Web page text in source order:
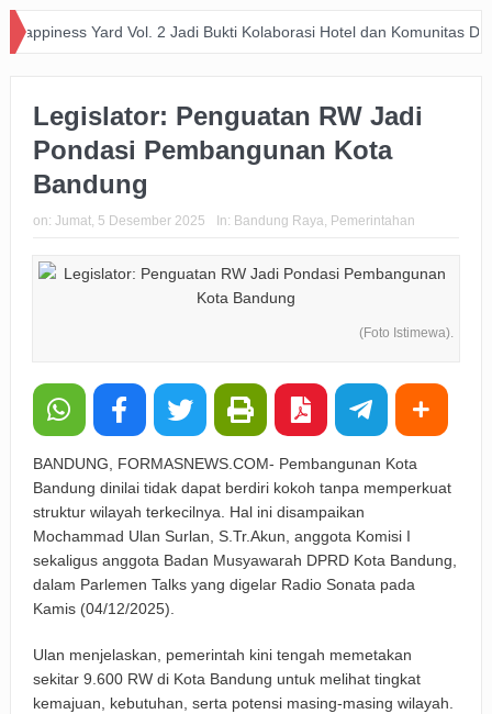
Yard Vol. 2 Jadi Bukti Kolaborasi Hotel dan Komunitas Dukung Aksi
Legislator: Penguatan RW Jadi
Pondasi Pembangunan Kota
Bandung
on: Jumat, 5 Desember 2025 In: Bandung Raya, Pemerintahan
(Foto Istimewa).
BANDUNG, FORMASNEWS.COM- Pembangunan Kota
Bandung dinilai tidak dapat berdiri kokoh tanpa memperkuat
struktur wilayah terkecilnya. Hal ini disampaikan
Mochammad Ulan Surlan, S.Tr.Akun, anggota Komisi I
sekaligus anggota Badan Musyawarah DPRD Kota Bandung,
dalam Parlemen Talks yang digelar Radio Sonata pada
Kamis (04/12/2025).
Ulan menjelaskan, pemerintah kini tengah memetakan
sekitar 9.600 RW di Kota Bandung untuk melihat tingkat
kemajuan, kebutuhan, serta potensi masing-masing wilayah.